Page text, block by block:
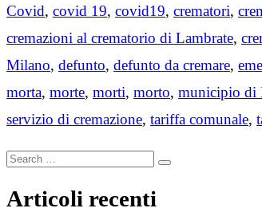
Covid, covid 19, covid19, crematori,
cremazioni al crematorio di Lambrate,
Milano, defunto, defunto da cremare,
morta, morte, morti, morto, municipio di
servizio di cremazione, tariffa comunale,
Search
Search
Articoli recenti